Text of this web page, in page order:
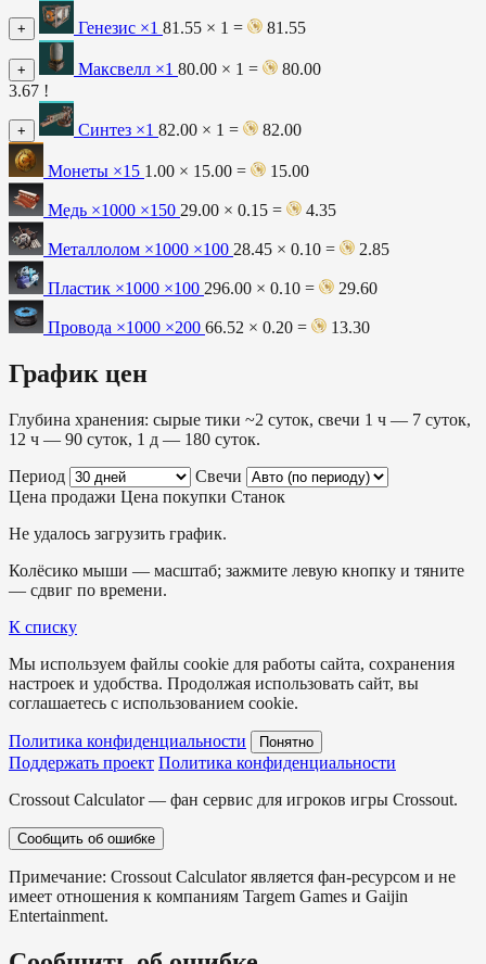
+ Генезис ×1 81.55 × 1 = 81.55
+ Максвелл ×1 80.00 × 1 =
80.00
3.67 !
+ Синтез ×1 82.00 × 1 = 82.00
Монеты ×15 1.00 × 15.00 = 15.00
Медь ×1000 ×150 29.00 × 0.15 = 4.35
Металлолом ×1000 ×100 28.45 × 0.10 = 2.85
Пластик ×1000 ×100 296.00 × 0.10 = 29.60
Провода ×1000 ×200 66.52 × 0.20 = 13.30
График цен
Глубина хранения: сырые тики ~2 суток, свечи 1 ч — 7 суток,
12 ч — 90 суток, 1 д — 180 суток.
Период
Свечи
Цена продажи Цена покупки Станок
Не удалось загрузить график.
Колёсико мыши — масштаб; зажмите левую кнопку и тяните
— сдвиг по времени.
К списку
Мы используем файлы cookie для работы сайта, сохранения
настроек и удобства. Продолжая использовать сайт, вы
соглашаетесь с использованием cookie.
Политика конфиденциальности Понятно
Поддержать проект Политика конфиденциальности
Crossout Calculator — фан сервис для игроков игры Crossout.
Сообщить об ошибке
Примечание: Crossout Calculator является фан-ресурсом и не
имеет отношения к компаниям Targem Games и Gaijin
Entertainment.